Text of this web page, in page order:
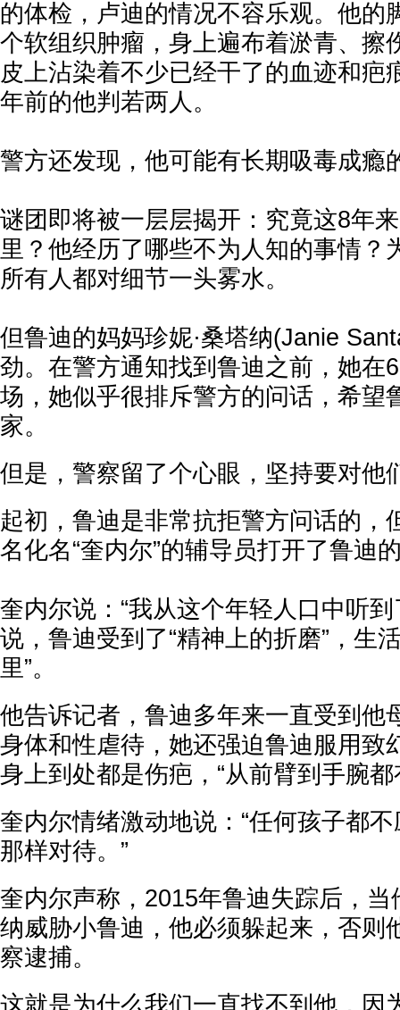
的体检，卢迪的情况不容乐观。他的
个软组织肿瘤，身上遍布着淤青、擦
皮上沾染着不少已经干了的血迹和疤
年前的他判若两人。
警方还发现，他可能有长期吸毒成瘾
谜团即将被一层层揭开：究竟这8年
里？他经历了哪些不为人知的事情？
所有人都对细节一头雾水。
但鲁迪的妈妈珍妮·桑塔纳(Janie
劲。在警方通知找到鲁迪之前，她在
场，她似乎很排斥警方的问话，希望
家。
但是，警察留了个心眼，坚持要对他
起初，鲁迪是非常抗拒警方问话的，
名化名“奎内尔”的辅导员打开了鲁迪
奎内尔说：“我从这个年轻人口中听
说，鲁迪受到了“精神上的折磨”，生
里”。
他告诉记者，鲁迪多年来一直受到他
身体和性虐待，她还强迫鲁迪服用致
身上到处都是伤疤，“从前臂到手腕都
奎内尔情绪激动地说： “任何孩子都
那样对待。”
奎内尔声称，2015年鲁迪失踪后，
纳威胁小鲁迪，他必须躲起来，否则
察逮捕。
这就是为什么我们一直找不到他，因